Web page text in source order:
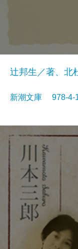
辻邦生／著、北
新潮文庫 978-